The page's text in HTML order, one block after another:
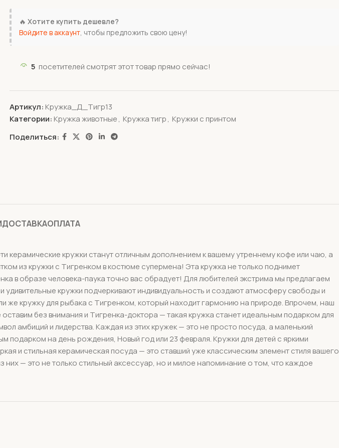
🔥 Хотите купить дешевле?
Войдите в аккаунт, чтобы предложить свою цену!
5 посетителей смотрят этот товар прямо сейчас!
Артикул: Кружка_Д_Тигр13
Категории: Кружка животные, Кружка тигр, Кружки с принтом
Поделиться:
ДОСТАВКАОПЛАТА
керамические кружки станут отличным дополнением к вашему утреннему кофе или чаю, а
из кружки с Тигренком в костюме супермена! Эта кружка не только поднимет
в образе человека-паука точно вас обрадует! Для любителей экстрима мы предлагаем
кружки подчеркивают индивидуальность и создают атмосферу свободы и
же кружку для рыбака с Тигренком, который находит гармонию на природе. Впрочем, наш
без внимания и Тигренка-доктора — такая кружка станет идеальным подарком для
амбиций и лидерства. Каждая из этих кружек — это не просто посуда, а маленький
подарком на день рождения, Новый год или 23 февраля. Кружки для детей с яркими
и стильная керамическая посуда — это ставший уже классическим элемент стиля вашего
— это не только стильный аксессуар, но и милое напоминание о том, что каждое